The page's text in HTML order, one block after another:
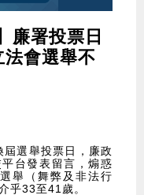
廉署投票日
會選舉不
選舉投票日，廉政
台發表留言，煽惑
舉（舞弊及非法行
乎33至41歲。